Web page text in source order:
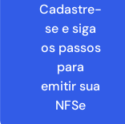
Cadastre-
se e siga
os passos
para
emitir sua
NFSe